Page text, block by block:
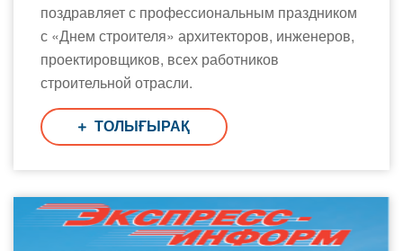
поздравляет с профессиональным праздником
с «Днем строителя» архитекторов, инженеров,
проектировщиков, всех работников
строительной отрасли.
ТОЛЫҒЫРАҚ